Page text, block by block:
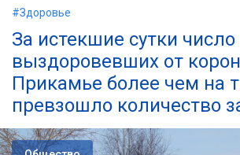
#Здоровье
За истекшие сутки число
выздоровевших от
Прикамье более чем на
превзошло количество